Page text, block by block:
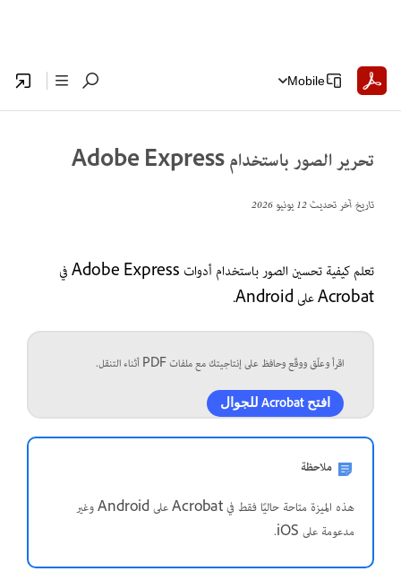
Mobile
تحرير الصور باستخدام Adobe Express
تاريخ آخر تحديث12 يونيو 2026
تعلم كيفية تحسين الصور باستخدام أدوات Adobe Express في
Acrobat على Android.
اقرأ وعلّق ووقّع وحافظ على إنتاجيتك مع ملفات PDF أثناء التنقل.
افتح Acrobat للجوال
ملاحظة
هذه الميزة متاحة حاليًا فقط في Acrobat على Android وغير
مدعومة على iOS.